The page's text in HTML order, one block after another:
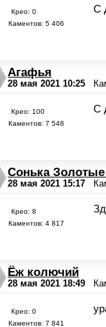
Крео: 0
Каментов: 5 406
С
Агафья
28 мая 2021 10:25
Крео: 100
Каментов: 7 548
С
Сонька Золотые
28 мая 2021 15:17
Крео: 8
Каментов: 4 817
Ёж колючий
28 мая 2021 18:49
Крео: 0
Каментов: 7 841